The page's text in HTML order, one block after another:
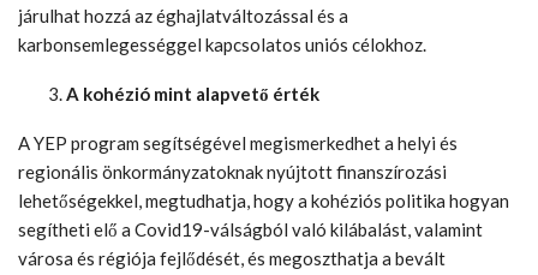
járulhat hozzá az éghajlatváltozással és a
karbonsemlegességgel kapcsolatos uniós célokhoz.
A kohézió mint alapvető érték
A YEP program segítségével megismerkedhet a helyi és
regionális önkormányzatoknak nyújtott finanszírozási
lehetőségekkel, megtudhatja, hogy a kohéziós politika hogyan
segítheti elő a Covid19-válságból való kilábalást, valamint
városa és régiója fejlődését, és megoszthatja a bevált